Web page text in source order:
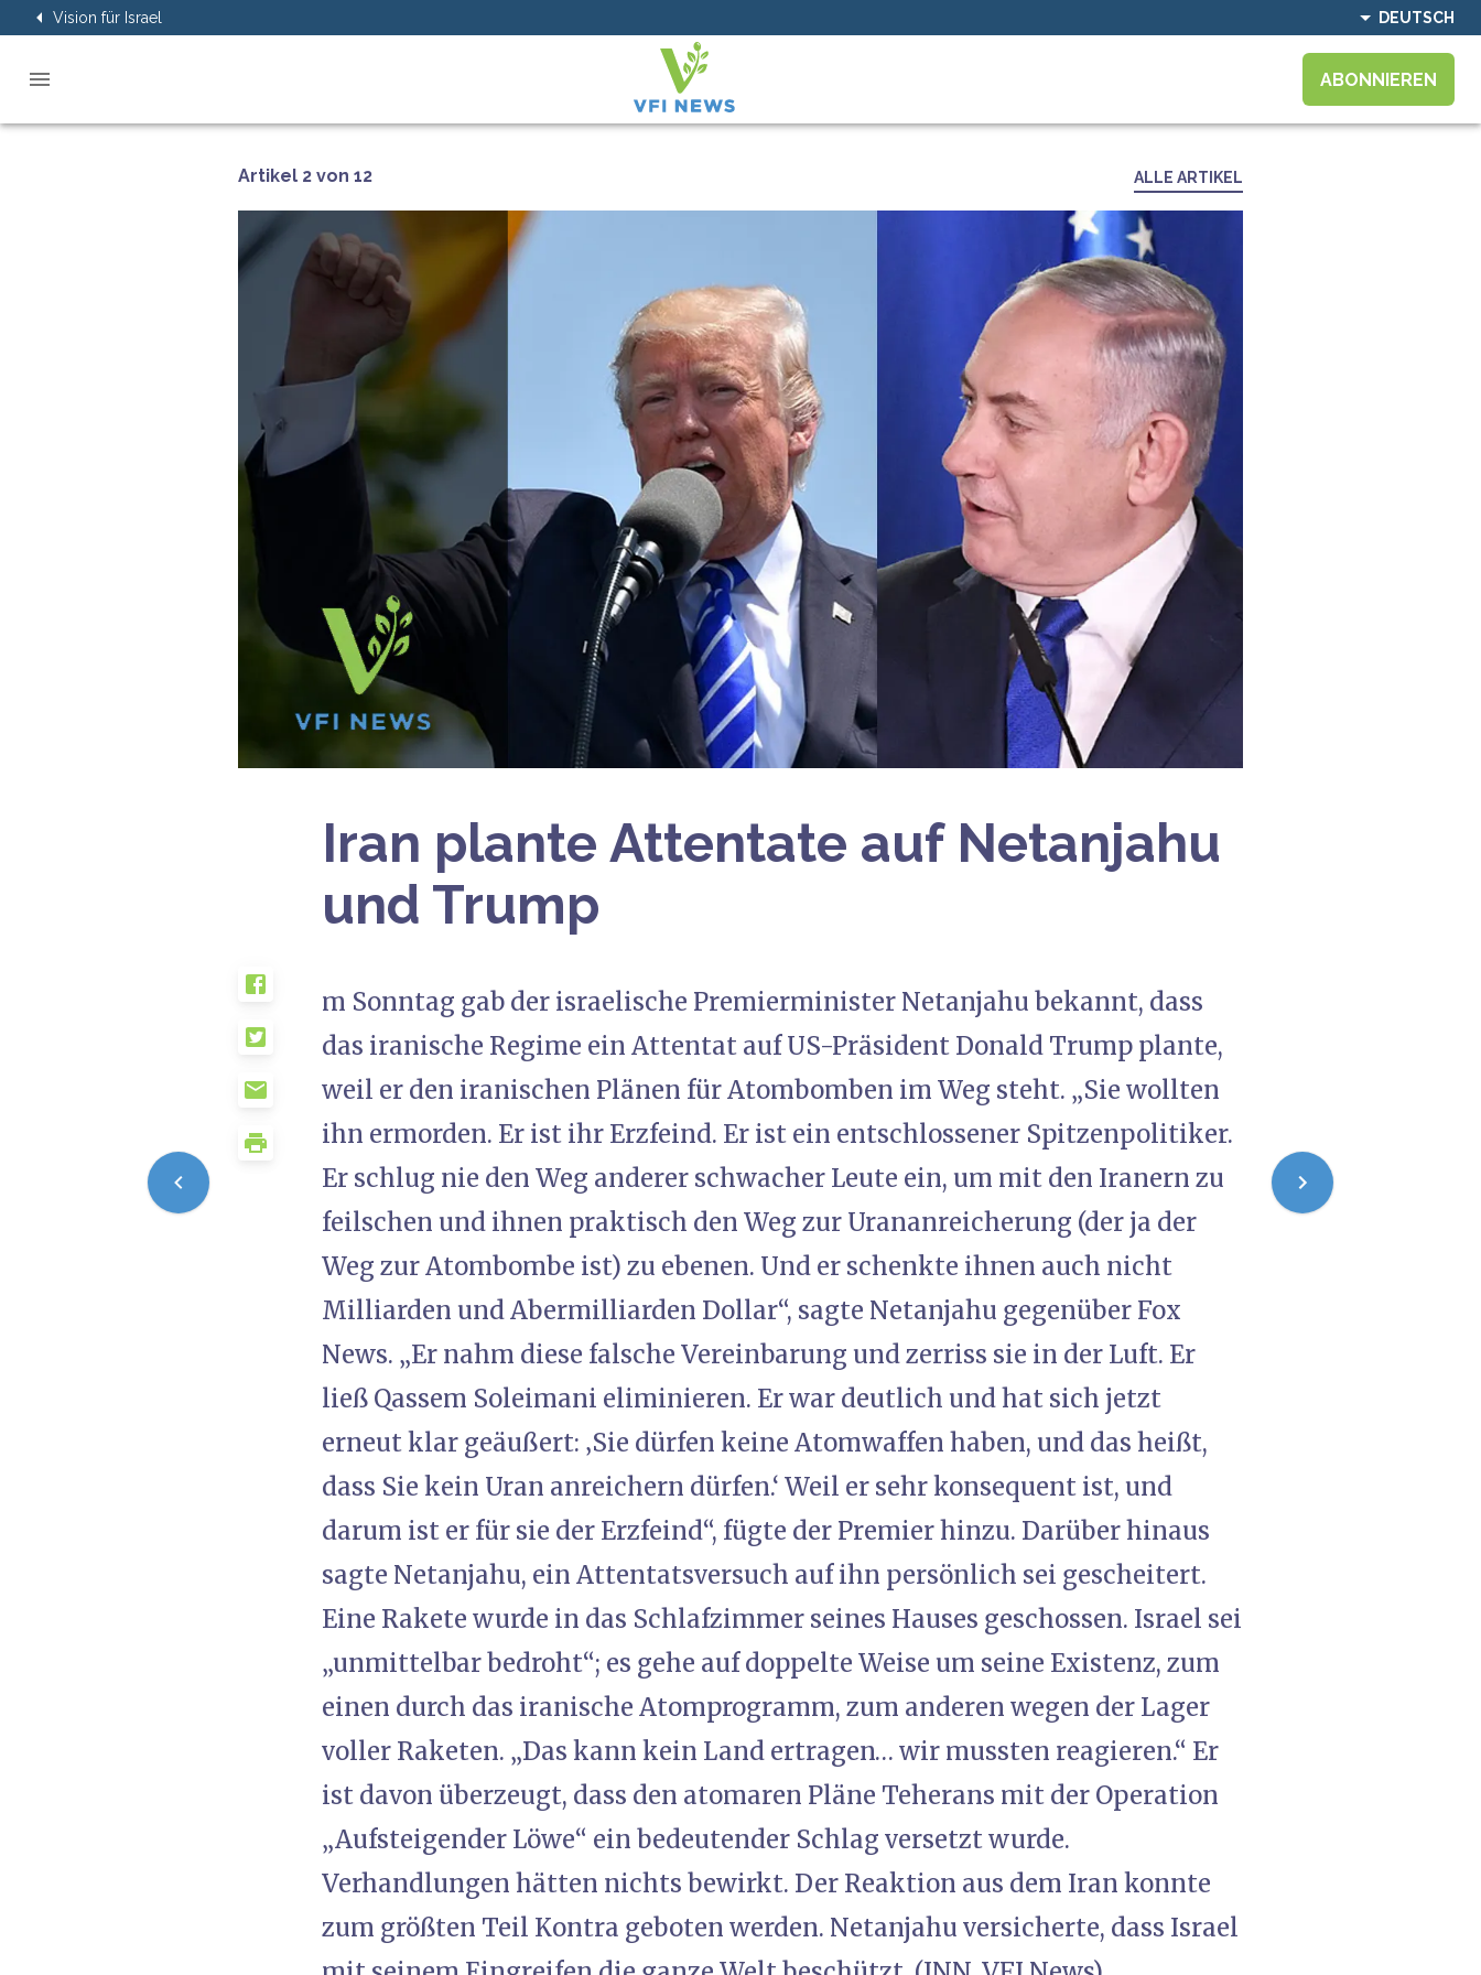
Vision für Israel DEUTSCH
ABONNIEREN
Artikel 2 von 12 ALLE ARTIKEL
Iran plante Attentate auf Netanjahu
und Trump
m Sonntag gab der israelische Premierminister Netanjahu bekannt, dass
das iranische Regime ein Attentat auf US-Präsident Donald Trump plante,
weil er den iranischen Plänen für Atombomben im Weg steht. „Sie wollten
ihn ermorden. Er ist ihr Erzfeind. Er ist ein entschlossener Spitzenpolitiker.
Er schlug nie den Weg anderer schwacher Leute ein, um mit den Iranern zu
feilschen und ihnen praktisch den Weg zur Urananreicherung (der ja der
Weg zur Atombombe ist) zu ebenen. Und er schenkte ihnen auch nicht
Milliarden und Abermilliarden Dollar“, sagte Netanjahu gegenüber Fox
News. „Er nahm diese falsche Vereinbarung und zerriss sie in der Luft. Er
ließ Qassem Soleimani eliminieren. Er war deutlich und hat sich jetzt
erneut klar geäußert: ‚Sie dürfen keine Atomwaffen haben, und das heißt,
dass Sie kein Uran anreichern dürfen.‘ Weil er sehr konsequent ist, und
darum ist er für sie der Erzfeind“, fügte der Premier hinzu. Darüber hinaus
sagte Netanjahu, ein Attentatsversuch auf ihn persönlich sei gescheitert.
Eine Rakete wurde in das Schlafzimmer seines Hauses geschossen. Israel sei
„unmittelbar bedroht“; es gehe auf doppelte Weise um seine Existenz, zum
einen durch das iranische Atomprogramm, zum anderen wegen der Lager
voller Raketen. „Das kann kein Land ertragen… wir mussten reagieren.“ Er
ist davon überzeugt, dass den atomaren Pläne Teherans mit der Operation
„Aufsteigender Löwe“ ein bedeutender Schlag versetzt wurde.
Verhandlungen hätten nichts bewirkt. Der Reaktion aus dem Iran konnte
zum größten Teil Kontra geboten werden. Netanjahu versicherte, dass Israel